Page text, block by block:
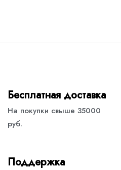
Бесплатная доставка
На покупки свыше 35000
руб.
Поддержка